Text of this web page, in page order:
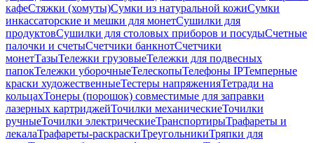
кафеСтяжки (хомуты)Сумки из натуральной кожиСумки
инкассаторские и мешки для монетСушилки для
продуктовСушилки для столовых приборов и посудыСчетные
палочки и счетыСчетчики банкнотСчетчики
монетТазыТележки грузовыеТележки для подвесных
папокТележки уборочныеТелескопыТелефоны IPТемперные
краски художественныеТестеры напряженияТетради на
кольцахТонеры (порошок) совместимые для заправки
лазерных картриджейТочилки механическиеТочилки
ручныеТочилки электрическиеТранспортирыТрафареты и
лекалаТрафареты-раскраскиТреугольникиТряпки для